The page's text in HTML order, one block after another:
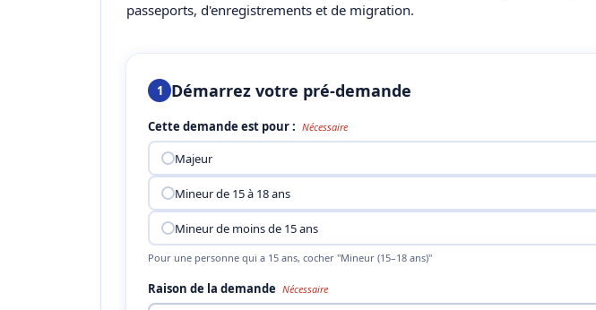
passeports, d'enregistrements et de migration.
1 Démarrez votre pré-demande
Cette demande est pour : Nécessaire
Majeur
Mineur de 15 à 18 ans
Mineur de moins de 15 ans
Pour une personne qui a 15 ans, cocher "Mineur (15–18 ans)"
Raison de la demande Nécessaire